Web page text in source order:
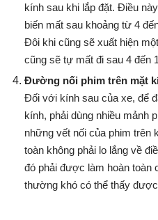
kính sau khi lắp đặt. Điều
biến mất sau khoảng từ 4
Đôi khi cũng sẽ xuất hiện
cũng sẽ tự mất đi sau 4 đến
Đường nối phim trên mặt
Đối với kính sau của xe, để
kính, phải dùng nhiều mảnh
những vết nối của phim trên
toàn không phải lo lắng về
đó phải được làm hoàn toàn
thường khó có thể thấy